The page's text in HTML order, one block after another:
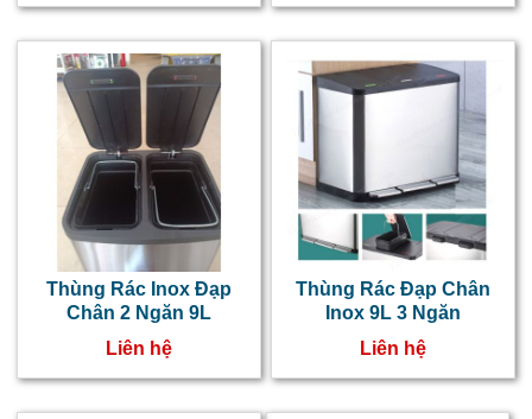
Thùng Rác Inox Đạp
Chân 2 Ngăn 9L
Liên hệ
Thùng Rác Đạp Chân
Inox 9L 3 Ngăn
Liên hệ